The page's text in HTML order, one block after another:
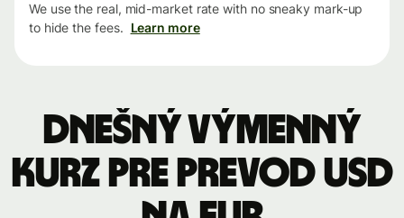
We use the real, mid-market rate with no sneaky mark-up
to hide the fees. Learn more
Dnešný výmenný
kurz pre prevod USD